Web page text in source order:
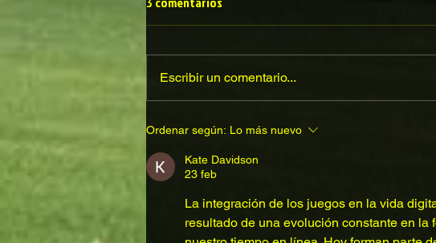
Escribir un comentario...
Ordenar según: Lo más nuevo
Kate Davidson
23 feb
La integración de los juegos en la vida
resultado de una evolución constante en